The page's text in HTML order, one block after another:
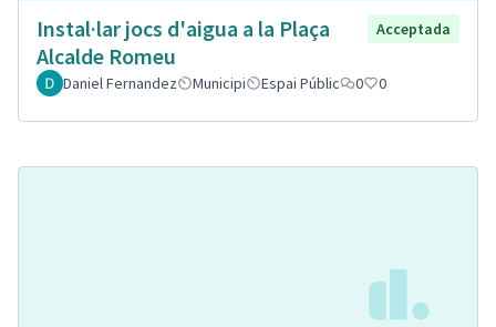
Instal·lar jocs d'aigua a la Plaça
Alcalde Romeu
Acceptada
Daniel Fernandez Municipi Espai Públic 0 0